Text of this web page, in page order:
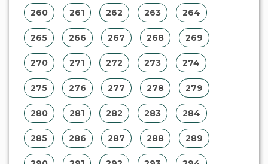
295 296 297 298 299
300 301 302 303 304
305 306 307 308 309
310 311 312 313 314
316 317 318 319 320
322 323 324 325 326
328 329 330 331 332